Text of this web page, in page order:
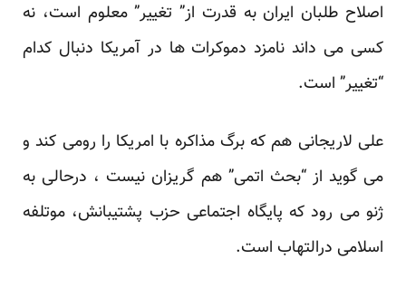
اصلاح طلبان ایران به قدرت از” تغییر” معلوم است، نه
کسی می داند نامزد ‏دموکرات ها در آمریکا دنبال کدام
“تغییر” است.‏
علی لاریجانی هم که برگ مذاکره با امریکا را رومی کند و
می گوید از “بحث اتمی” هم گریزان نیست ، درحالی به
‏ژنو می رود که پایگاه اجتماعی حزب پشتیبانش، موتلفه
اسلامی درالتهاب است.‏